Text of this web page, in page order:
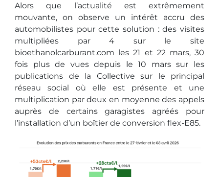
Alors que l’actualité est extrêmement
mouvante, on observe un intérêt accru des
automobilistes pour cette solution : des visites
multipliées par 4 sur le site
bioethanolcarburant.com les 21 et 22 mars, 30
fois plus de vues depuis le 10 mars sur les
publications de la Collective sur le principal
réseau social où elle est présente et une
multiplication par deux en moyenne des appels
auprès de certains garagistes agréés pour
l’installation d’un boîtier de conversion flex-E85.